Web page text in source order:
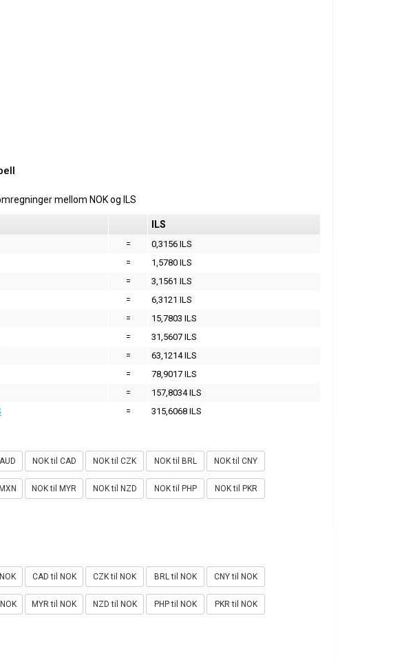
mellom NOKog ILS
ILS
=
0,3156 ILS
=
1,5780 ILS
=
3,1561 ILS
=
6,3121 ILS
=
15,7803 ILS
=
31,5607 ILS
=
63,1214 ILS
=
78,9017 ILS
=
157,8034 ILS
= 315,6068 ILS
NOK til CAD NOK til CZK NOK til BRL NOK til CNY
NOK til MYR NOK til NZD NOK til PHP NOK til PKR
CAD til NOK CZK til NOK BRL til NOK CNY til NOK
MYR til NOK NZD til NOK PHP til NOK PKR til NOK